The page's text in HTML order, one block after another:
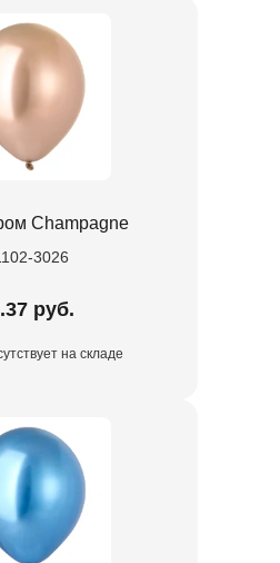
Champagne
3026
руб.
на складе